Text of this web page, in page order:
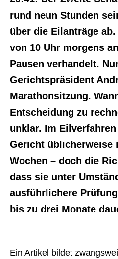
rund neun Stunden
über die Eilanträge
von 10 Uhr morgens
Pausen verhandelt.
Gerichtspräsident
Marathonsitzung.
Entscheidung zu
unklar. Im
Gericht üblicherweise
Wochen – doch die
dass sie unter
ausführlichere
bis zu drei Monate
Ein Artikel bildet